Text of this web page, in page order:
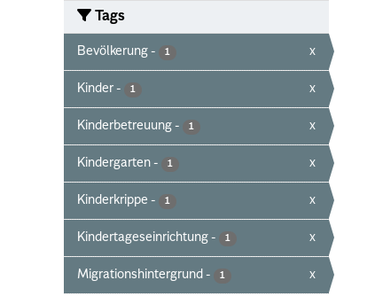
Tags
Bevölkerung - 1 x
Kinder - 1 x
Kinderbetreuung - 1 x
Kindergarten - 1 x
Kinderkrippe - 1 x
Kindertageseinrichtung - 1 x
Migrationshintergrund - 1 x